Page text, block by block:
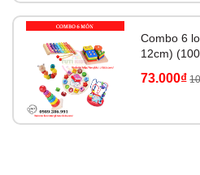
Combo 6
12cm)
73.000₫